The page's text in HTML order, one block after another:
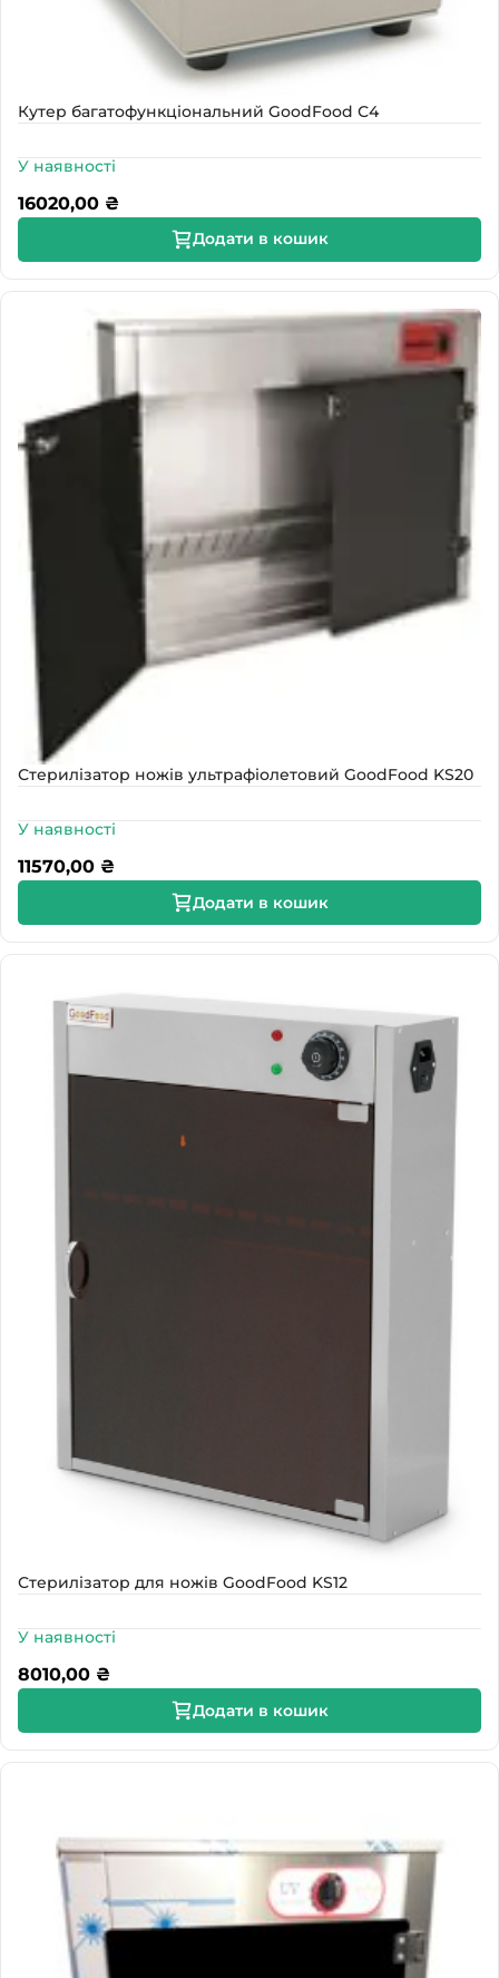
Кутер багатофункціональний GoodFood С4
У наявності
16020,00 ₴
Додати в кошик
Стерилізатор ножів ультрафіолетовий GoodFood KS20
У наявності
11570,00 ₴
Додати в кошик
Стерилізатор для ножів GoodFood KS12
У наявності
8010,00 ₴
Додати в кошик